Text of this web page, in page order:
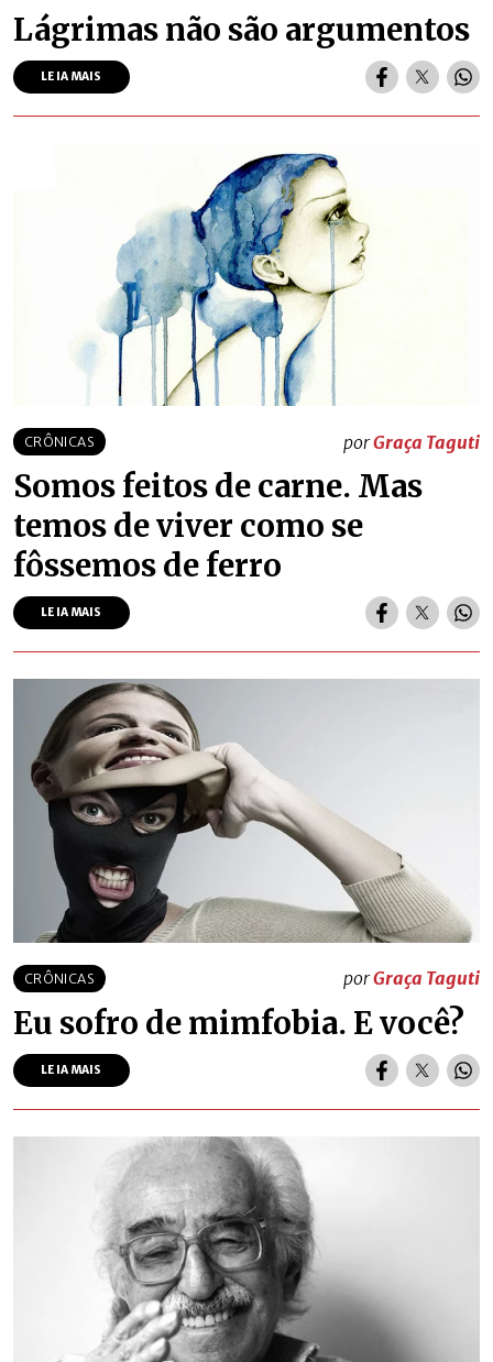
Lágrimas não são argumentos
LEIA MAIS
CRÔNICAS porGraça Taguti
Somos feitos de carne. Mas
temos de viver como se
fôssemos de ferro
LEIA MAIS
CRÔNICAS porGraça Taguti
Eu sofro de mimfobia. E você?
LEIA MAIS